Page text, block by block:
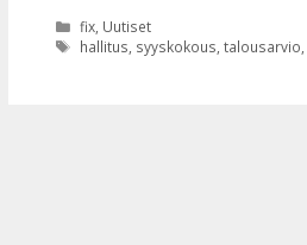
Kategoriat
fix, Uutiset
Avainsanat
hallitus syyskokous talousarvio